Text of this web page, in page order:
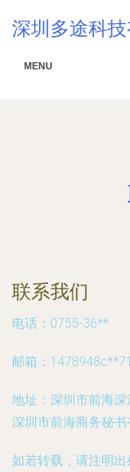
深圳多途科技
MENU
联系我们
电话：0755-36**
邮箱：1478948c**
地址：深圳市前海
深圳市前海商务秘书
如若转载，请注明出